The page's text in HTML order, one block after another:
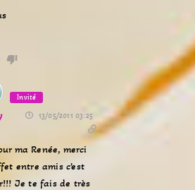
Invité
13/05/2011 03:25
ma Renée, merci
entre amis c’est
Je te fais de très